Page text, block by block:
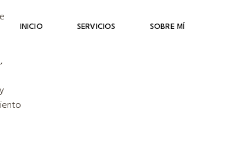
INICIO SERVICIOS SOBRE MÍ